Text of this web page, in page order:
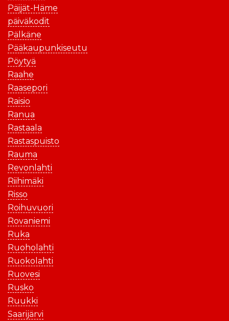
Päijät-Häme
päiväkodit
Pälkäne
Pääkaupunkiseutu
Pöytyä
Raahe
Raasepori
Raisio
Ranua
Rastaala
Rastaspuisto
Rauma
Revonlahti
Riihimäki
Risso
Roihuvuori
Rovaniemi
Ruka
Ruoholahti
Ruokolahti
Ruovesi
Rusko
Ruukki
Saarijärvi